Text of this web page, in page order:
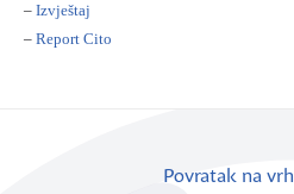
– Izvještaj
– Report Cito
Povratak na vrh